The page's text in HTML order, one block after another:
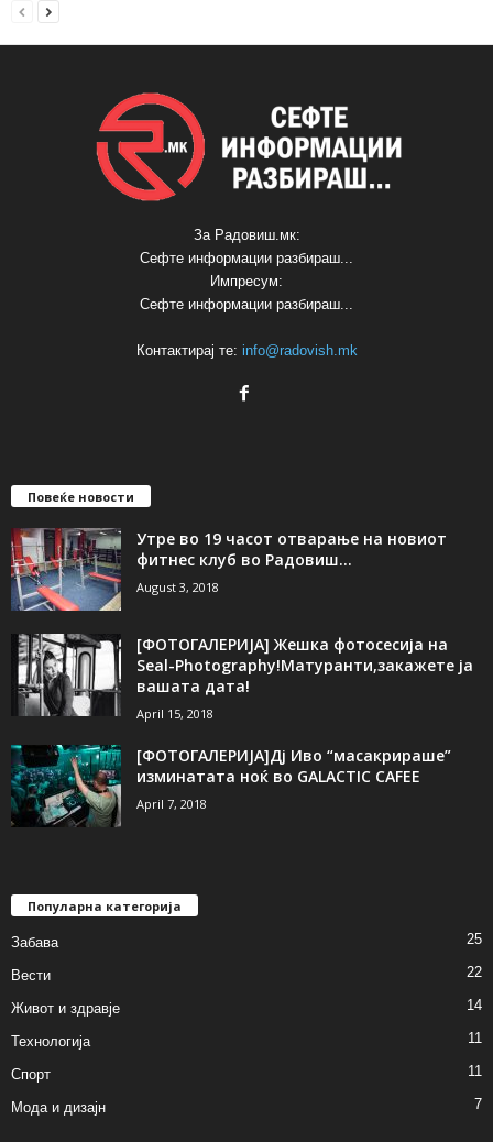
За Радовиш.мк:
Сефте информации разбираш...
Импресум:
Сефте информации разбираш...
Контактирај те: info@radovish.mk
Повеќе новости
Утре во 19 часот отварање на новиот
фитнес клуб во Радовиш...
August 3, 2018
[ФОТОГАЛЕРИЈA] Жешка фотосесија на
Seal-Photography!Матуранти,закажете ја
вашата дата!
April 15, 2018
[ФОТОГАЛЕРИЈА]Дј Иво “масакрираше”
изминатата ноќ во GALACTIC CAFEE
April 7, 2018
Популарна категорија
Забава 25
Вести 22
Живот и здравје 14
Технологија 11
Спорт 11
Мода и дизајн 7